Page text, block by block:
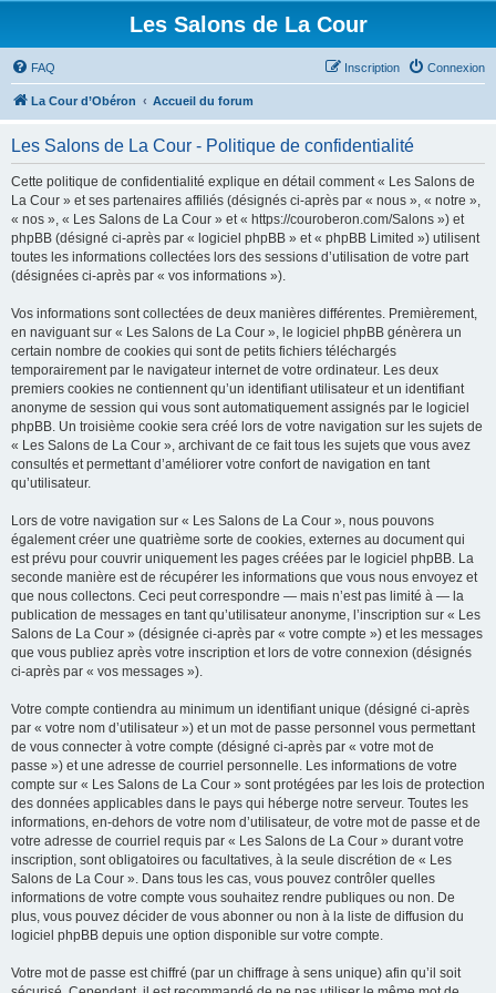
Les Salons de La Cour
FAQ Connexion
Inscription
La Cour d’Obéron Accueil du forum
Les Salons de La Cour - Politique de confidentialité
Cette politique de confidentialité explique en détail comment « Les Salons de
La Cour » et ses partenaires affiliés (désignés ci-après par « nous », « notre »,
« nos », « Les Salons de La Cour » et « https://couroberon.com/Salons ») et
phpBB (désigné ci-après par « logiciel phpBB » et « phpBB Limited ») utilisent
toutes les informations collectées lors des sessions d’utilisation de votre part
(désignées ci-après par « vos informations »).
Vos informations sont collectées de deux manières différentes. Premièrement,
en naviguant sur « Les Salons de La Cour », le logiciel phpBB génèrera un
certain nombre de cookies qui sont de petits fichiers téléchargés
temporairement par le navigateur internet de votre ordinateur. Les deux
premiers cookies ne contiennent qu’un identifiant utilisateur et un identifiant
anonyme de session qui vous sont automatiquement assignés par le logiciel
phpBB. Un troisième cookie sera créé lors de votre navigation sur les sujets de
« Les Salons de La Cour », archivant de ce fait tous les sujets que vous avez
consultés et permettant d’améliorer votre confort de navigation en tant
qu’utilisateur.
Lors de votre navigation sur « Les Salons de La Cour », nous pouvons
également créer une quatrième sorte de cookies, externes au document qui
est prévu pour couvrir uniquement les pages créées par le logiciel phpBB. La
seconde manière est de récupérer les informations que vous nous envoyez et
que nous collectons. Ceci peut correspondre — mais n’est pas limité à — la
publication de messages en tant qu’utilisateur anonyme, l’inscription sur « Les
Salons de La Cour » (désignée ci-après par « votre compte ») et les messages
que vous publiez après votre inscription et lors de votre connexion (désignés
ci-après par « vos messages »).
Votre compte contiendra au minimum un identifiant unique (désigné ci-après
par « votre nom d’utilisateur ») et un mot de passe personnel vous permettant
de vous connecter à votre compte (désigné ci-après par « votre mot de
passe ») et une adresse de courriel personnelle. Les informations de votre
compte sur « Les Salons de La Cour » sont protégées par les lois de protection
des données applicables dans le pays qui héberge notre serveur. Toutes les
informations, en-dehors de votre nom d’utilisateur, de votre mot de passe et de
votre adresse de courriel requis par « Les Salons de La Cour » durant votre
inscription, sont obligatoires ou facultatives, à la seule discrétion de « Les
Salons de La Cour ». Dans tous les cas, vous pouvez contrôler quelles
informations de votre compte vous souhaitez rendre publiques ou non. De
plus, vous pouvez décider de vous abonner ou non à la liste de diffusion du
logiciel phpBB depuis une option disponible sur votre compte.
Votre mot de passe est chiffré (par un chiffrage à sens unique) afin qu’il soit